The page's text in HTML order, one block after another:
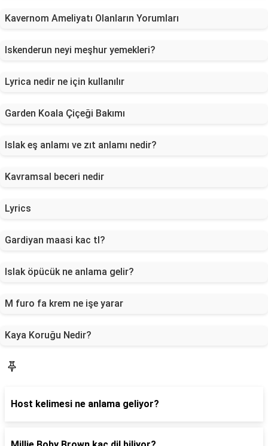
Kavernom Ameliyatı Olanların Yorumları
Iskenderun neyi meşhur yemekleri?
Lyrica nedir ne için kullanılır
Garden Koala Çiçeği Bakımı
Islak eş anlamı ve zıt anlamı nedir?
Kavramsal beceri nedir
Lyrics
Gardiyan maasi kac tl?
Islak öpücük ne anlama gelir?
M furo fa krem ne işe yarar
Kaya Koruğu Nedir?
Host kelimesi ne anlama geliyor?